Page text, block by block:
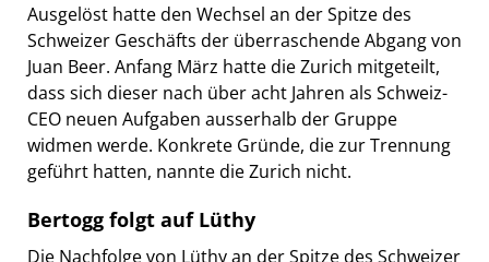
Ausgelöst hatte den Wechsel an der Spitze des
Schweizer Geschäfts der überraschende Abgang von
Juan Beer. Anfang März hatte die Zurich mitgeteilt,
dass sich dieser nach über acht Jahren als Schweiz-
CEO neuen Aufgaben ausserhalb der Gruppe
widmen werde. Konkrete Gründe, die zur Trennung
geführt hatten, nannte die Zurich nicht.
Bertogg folgt auf Lüthy
Die Nachfolge von Lüthy an der Spitze des Schweizer